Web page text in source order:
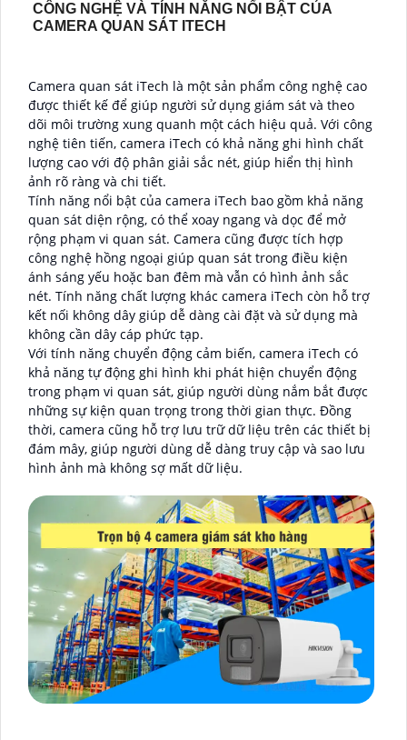
CÔNG NGHỆ VÀ TÍNH NĂNG NỔI BẬT CỦA
CAMERA QUAN SÁT ITECH
Camera quan sát iTech là một sản phẩm công nghệ cao
được thiết kế để giúp người sử dụng giám sát và theo
dõi môi trường xung quanh một cách hiệu quả. Với công
nghệ tiên tiến, camera iTech có khả năng ghi hình chất
lượng cao với độ phân giải sắc nét, giúp hiển thị hình
ảnh rõ ràng và chi tiết.
Tính năng nổi bật của camera iTech bao gồm khả năng
quan sát diện rộng, có thể xoay ngang và dọc để mở
rộng phạm vi quan sát. Camera cũng được tích hợp
công nghệ hồng ngoại giúp quan sát trong điều kiện
ánh sáng yếu hoặc ban đêm mà vẫn có hình ảnh sắc
nét. Tính năng chất lượng khác camera iTech còn hỗ trợ
kết nối không dây giúp dễ dàng cài đặt và sử dụng mà
không cần dây cáp phức tạp.
Với tính năng chuyển động cảm biến, camera iTech có
khả năng tự động ghi hình khi phát hiện chuyển động
trong phạm vi quan sát, giúp người dùng nắm bắt được
những sự kiện quan trọng trong thời gian thực. Đồng
thời, camera cũng hỗ trợ lưu trữ dữ liệu trên các thiết bị
đám mây, giúp người dùng dễ dàng truy cập và sao lưu
hình ảnh mà không sợ mất dữ liệu.